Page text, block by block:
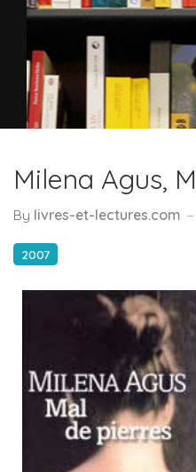
Milena Agus,
By livres-et-lectures.com
2007